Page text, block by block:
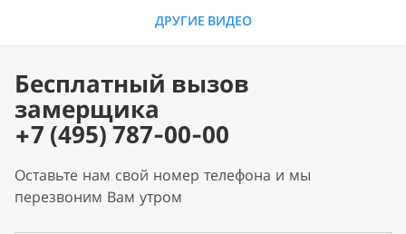
ДРУГИЕ ВИДЕО
Бесплатный вызов
замерщика
+7 (495) 787-00-00
Оставьте нам свой номер телефона и мы
перезвоним Вам утром